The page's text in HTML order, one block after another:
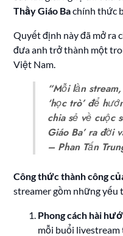
Thầy Giáo Bachính thức
Quyết định này đã mở ra
đưa anh trở thành một
Việt Nam.
“Mỗi lần
‘học trò’ để
chia sẻ về cuộc
Giáo Ba’ ra đời
– Phan Tấn
Công thức thành công
streamer gồm những yếu
Phong cách hài
mỗi buổi